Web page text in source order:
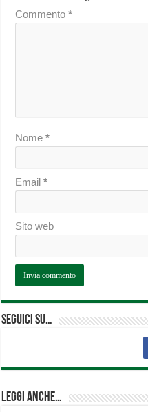
Commento*
Nome*
Email*
Sito web
Seguici su…
Leggi anche…